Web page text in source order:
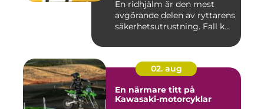
En ridhjälm är den mest
avgörande delen av ryttarens
säkerhetsutrustning. Fall k...
02. aug
En närmare titt på
Kawasaki-motorcyklar